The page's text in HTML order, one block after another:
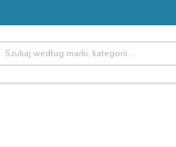
Site Search